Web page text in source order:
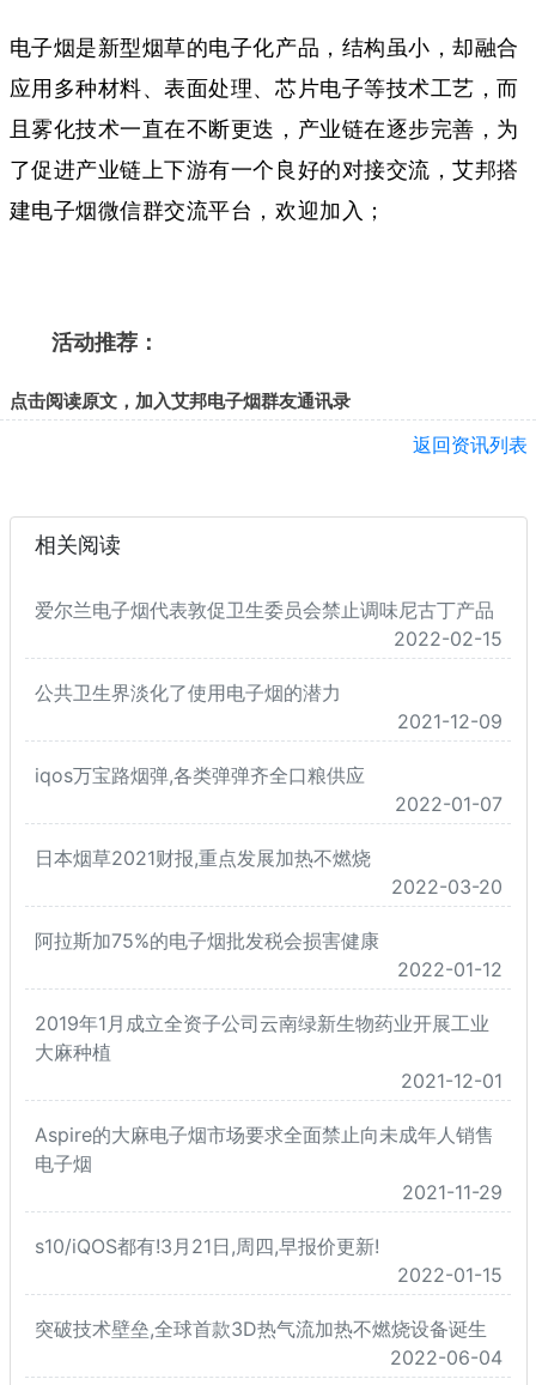
电子烟是新型烟草的电子化产品，结构虽小，却融合
应用多种材料、表面处理、芯片电子等技术工艺，而
且雾化技术一直在不断更迭，产业链在逐步完善，为
了促进产业链上下游有一个良好的对接交流，艾邦搭
建电子烟微信群交流平台，欢迎加入；
活动推荐：
点击阅读原文，加入艾邦电子烟群友通讯录
返回资讯列表
相关阅读
爱尔兰电子烟代表敦促卫生委员会禁止调味尼古丁产品
2022-02-15
公共卫生界淡化了使用电子烟的潜力
2021-12-09
iqos万宝路烟弹,各类弹弹齐全口粮供应
2022-01-07
日本烟草2021财报,重点发展加热不燃烧
2022-03-20
阿拉斯加75%的电子烟批发税会损害健康
2022-01-12
2019年1月成立全资子公司云南绿新生物药业开展工业
大麻种植
2021-12-01
Aspire的大麻电子烟市场要求全面禁止向未成年人销售
电子烟
2021-11-29
s10/iQOS都有!3月21日,周四,早报价更新!
2022-01-15
突破技术壁垒,全球首款3D热气流加热不燃烧设备诞生
2022-06-04